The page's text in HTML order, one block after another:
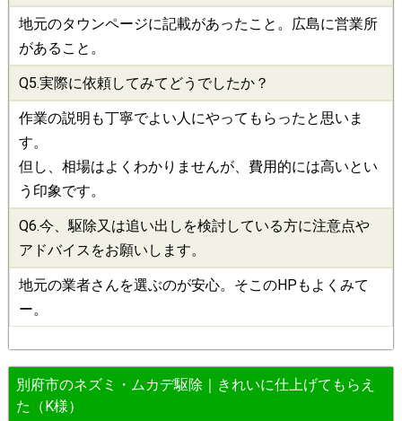
地元のタウンページに記載があったこと。広島に営業所
があること。
Q5.実際に依頼してみてどうでしたか？
作業の説明も丁寧でよい人にやってもらったと思いま
す。
但し、相場はよくわかりませんが、費用的には高いとい
う印象です。
Q6.今、駆除又は追い出しを検討している方に注意点や
アドバイスをお願いします。
地元の業者さんを選ぶのが安心。そこのHPもよくみて
ー。
別府市のネズミ・ムカデ駆除｜きれいに仕上げてもらえ
た（K様）